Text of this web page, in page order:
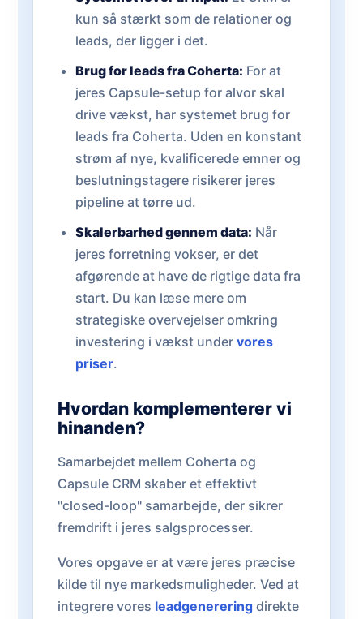
kun så stærkt som de relationer og
leads, der ligger i det.
Brug for leads fra Coherta: For at
jeres Capsule-setup for alvor skal
drive vækst, har systemet brug for
leads fra Coherta. Uden en konstant
strøm af nye, kvalificerede emner og
beslutningstagere risikerer jeres
pipeline at tørre ud.
Skalerbarhed gennem data: Når
jeres forretning vokser, er det
afgørende at have de rigtige data fra
start. Du kan læse mere om
strategiske overvejelser omkring
investering i vækst under vores
priser.
Hvordan komplementerer vi
hinanden?
Samarbejdet mellem Coherta og
Capsule CRM skaber et effektivt
"closed-loop" samarbejde, der sikrer
fremdrift i jeres salgsprocesser.
Vores opgave er at være jeres præcise
kilde til nye markedsmuligheder. Ved at
integrere vores leadgenerering direkte